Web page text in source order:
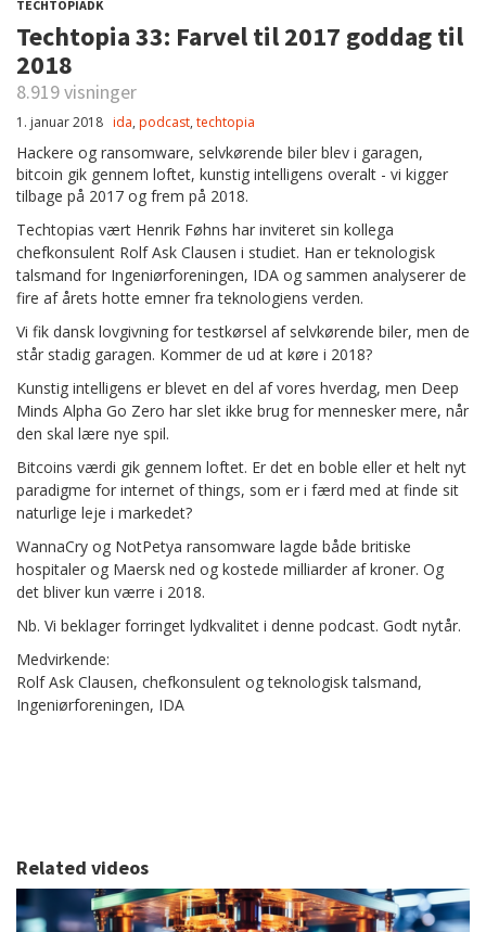
TECHTOPIADK
Techtopia 33: Farvel til 2017 goddag til
2018
8.919 visninger
1. januar 2018 ida, podcast, techtopia
Hackere og ransomware, selvkørende biler blev i garagen,
bitcoin gik gennem loftet, kunstig intelligens overalt - vi kigger
tilbage på 2017 og frem på 2018.
Techtopias vært Henrik Føhns har inviteret sin kollega
chefkonsulent Rolf Ask Clausen i studiet. Han er teknologisk
talsmand for Ingeniørforeningen, IDA og sammen analyserer de
fire af årets hotte emner fra teknologiens verden.
Vi fik dansk lovgivning for testkørsel af selvkørende biler, men de
står stadig garagen. Kommer de ud at køre i 2018?
Kunstig intelligens er blevet en del af vores hverdag, men Deep
Minds Alpha Go Zero har slet ikke brug for mennesker mere, når
den skal lære nye spil.
Bitcoins værdi gik gennem loftet. Er det en boble eller et helt nyt
paradigme for internet of things, som er i færd med at finde sit
naturlige leje i markedet?
WannaCry og NotPetya ransomware lagde både britiske
hospitaler og Maersk ned og kostede milliarder af kroner. Og
det bliver kun værre i 2018.
Nb. Vi beklager forringet lydkvalitet i denne podcast. Godt nytår.
Medvirkende:
Rolf Ask Clausen, chefkonsulent og teknologisk talsmand,
Ingeniørforeningen, IDA
Related videos